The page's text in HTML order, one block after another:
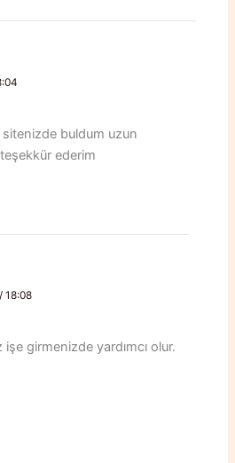
sitenizde buldum uzun
ederim
18:08
girmenizde yardımcı olur.